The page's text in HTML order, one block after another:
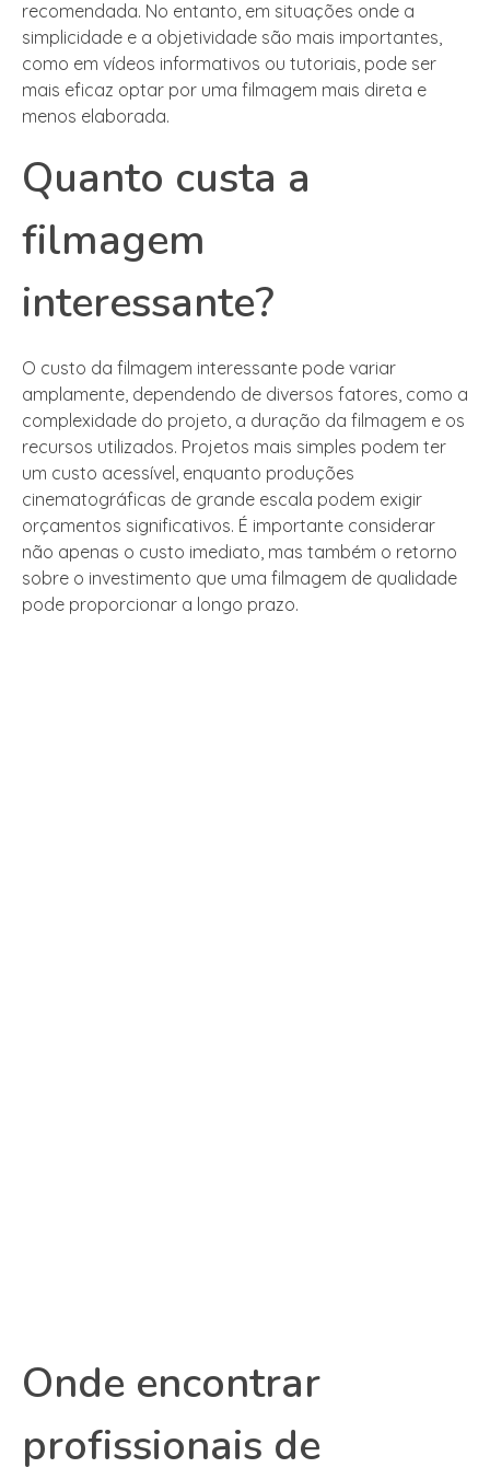
recomendada. No entanto, em situações onde a
simplicidade e a objetividade são mais importantes,
como em vídeos informativos ou tutoriais, pode ser
mais eficaz optar por uma filmagem mais direta e
menos elaborada.
Quanto custa a
filmagem
interessante?
O custo da filmagem interessante pode variar
amplamente, dependendo de diversos fatores, como a
complexidade do projeto, a duração da filmagem e os
recursos utilizados. Projetos mais simples podem ter
um custo acessível, enquanto produções
cinematográficas de grande escala podem exigir
orçamentos significativos. É importante considerar
não apenas o custo imediato, mas também o retorno
sobre o investimento que uma filmagem de qualidade
pode proporcionar a longo prazo.
Onde encontrar
profissionais de